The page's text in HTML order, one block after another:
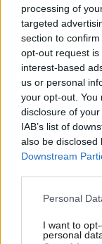
processing of
targeted
section to
opt-out request
interest-based
us or personal
your opt-out. You
disclosure of
IAB’s list of
also be disclosed
Downstream
Please note that
not limited to
grant or deny
Personal
I want to
personal
2